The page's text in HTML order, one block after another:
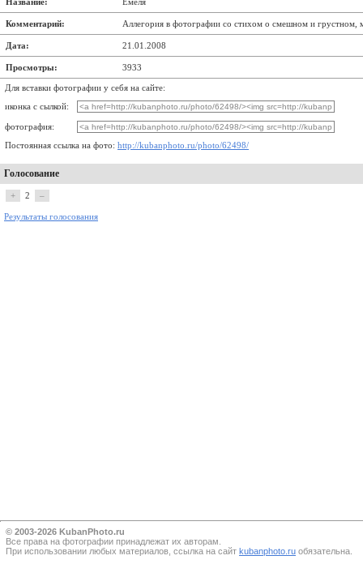
Комментарий: Аллегория в фотографии со стихом о смешном и грустном,
Дата: 21.01.2008
Просмотры: 3933
Для вставки фотографии у себя на сайте:
иконка с сылкой:
фотография:
Постоянная ссылка на фото: http://kubanphoto.ru/photo/62498/
Голосование
+ 2 –
Результаты голосования
© 2003-2026 KubanPhoto.ru
Все прaва на фотографии принадлежат их авторам.
При использовании любых материалов, ссылка на сайт kubanphoto.ru обязательна.